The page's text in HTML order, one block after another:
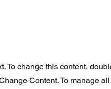
To change this content,
Content. To manage